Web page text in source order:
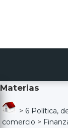
Materias
> 6 Política,
comercio >